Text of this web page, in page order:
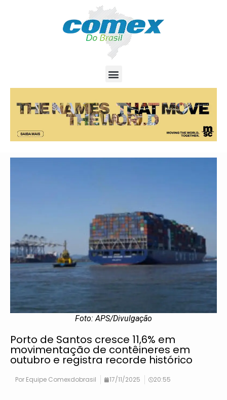
Foto: APS/Divulgação
Porto de Santos cresce 11,6% em
movimentação de contêineres em
outubro e registra recorde histórico
Por Equipe Comexdobrasil 17/11/2025 20:55